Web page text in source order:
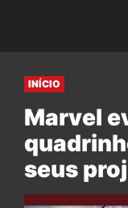
INÍCIO
Marvel
seus